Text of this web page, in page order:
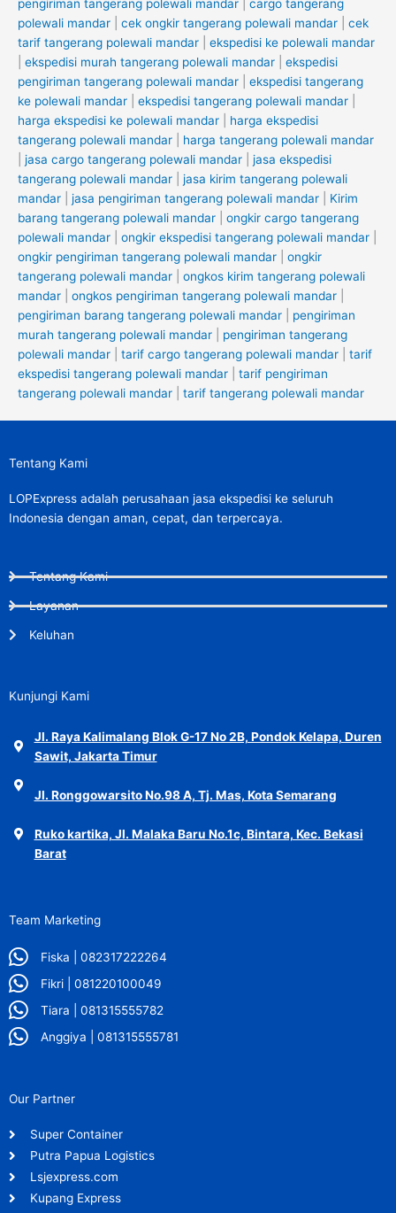
pengiriman tangerang polewali mandar
cargo tangerang
polewali mandar
cek ongkir tangerang polewali mandar
cek
tarif tangerang polewali mandar
ekspedisi ke polewali mandar
ekspedisi murah tangerang polewali mandar
ekspedisi
pengiriman tangerang polewali mandar
ekspedisi tangerang
ke polewali mandar
ekspedisi tangerang polewali mandar
harga ekspedisi ke polewali mandar
harga ekspedisi
tangerang polewali mandar
harga tangerang polewali mandar
jasa cargo tangerang polewali mandar
jasa ekspedisi
tangerang polewali mandar
jasa kirim tangerang polewali
mandar
jasa pengiriman tangerang polewali mandar
Kirim
barang tangerang polewali mandar
ongkir cargo tangerang
polewali mandar
ongkir ekspedisi tangerang polewali mandar
ongkir pengiriman tangerang polewali mandar
ongkir
tangerang polewali mandar
ongkos kirim tangerang polewali
mandar
ongkos pengiriman tangerang polewali mandar
pengiriman barang tangerang polewali mandar
pengiriman
murah tangerang polewali mandar
pengiriman tangerang
polewali mandar
tarif cargo tangerang polewali mandar
tarif
ekspedisi tangerang polewali mandar
tarif pengiriman
tangerang polewali mandar
tarif tangerang polewali mandar
Tentang Kami
LOPExpress adalah perusahaan jasa ekspedisi ke seluruh
Indonesia dengan aman, cepat, dan terpercaya.
Tentang Kami
Layanan
Keluhan
Kunjungi Kami
Jl. Raya Kalimalang Blok G-17 No 2B, Pondok Kelapa, Duren
Sawit, Jakarta Timur
Jl. Ronggowarsito No.98 A, Tj. Mas, Kota Semarang
Ruko kartika, Jl. Malaka Baru No.1c, Bintara, Kec. Bekasi
Barat
Team Marketing
Fiska | 082317222264
Fikri | 081220100049
Tiara | 081315555782
Anggiya | 081315555781
Our Partner
Super Container
Putra Papua Logistics
Lsjexpress.com
Kupang Express